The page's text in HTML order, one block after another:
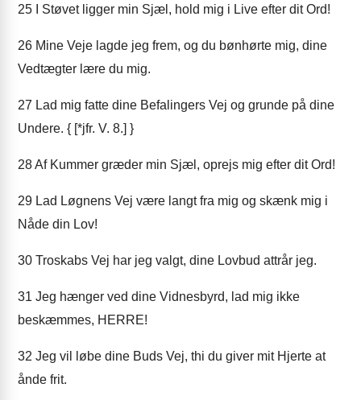
25 I Støvet ligger min Sjæl, hold mig i Live efter dit Ord!
26 Mine Veje lagde jeg frem, og du bønhørte mig, dine
Vedtægter lære du mig.
27 Lad mig fatte dine Befalingers Vej og grunde på dine
Undere. { [*jfr. V. 8.] }
28Af Kummer græder min Sjæl, oprejs mig efter dit Ord!
29 Lad Løgnens Vej være langt fra mig og skænk mig i
Nåde din Lov!
30 Troskabs Vej har jeg valgt, dine Lovbud attrår jeg.
31 Jeg hænger ved dine Vidnesbyrd, lad mig ikke
beskæmmes, HERRE!
32 Jeg vil løbe dine Buds Vej, thi du giver mit Hjerte at
ånde frit.